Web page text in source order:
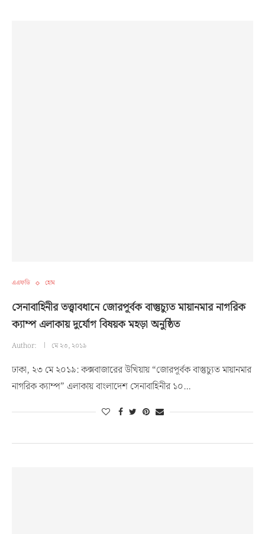
এএফডি হোম
সেনাবাহিনীর তত্ত্বাবধানে জোরপূর্বক বাস্তুচ্যুত মায়ানমার নাগরিক
ক্যাম্প এলাকায় দুর্যোগ বিষয়ক মহড়া অনুষ্ঠিত
Author: মে ২৩, ২০১৯
ঢাকা, ২৩ মে ২০১৯: কক্সবাজারের উখিয়ায় “জোরপূর্বক বাস্তুচ্যুত মায়ানমার
নাগরিক ক্যাম্প” এলাকায় বাংলাদেশ সেনাবাহিনীর ১০…